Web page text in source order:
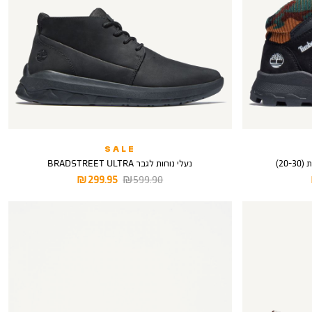
SALE
נעלי נוחות לגבר BRADSTREET ULTRA
מחיר
299.95 ₪
מחיר
599.90 ₪